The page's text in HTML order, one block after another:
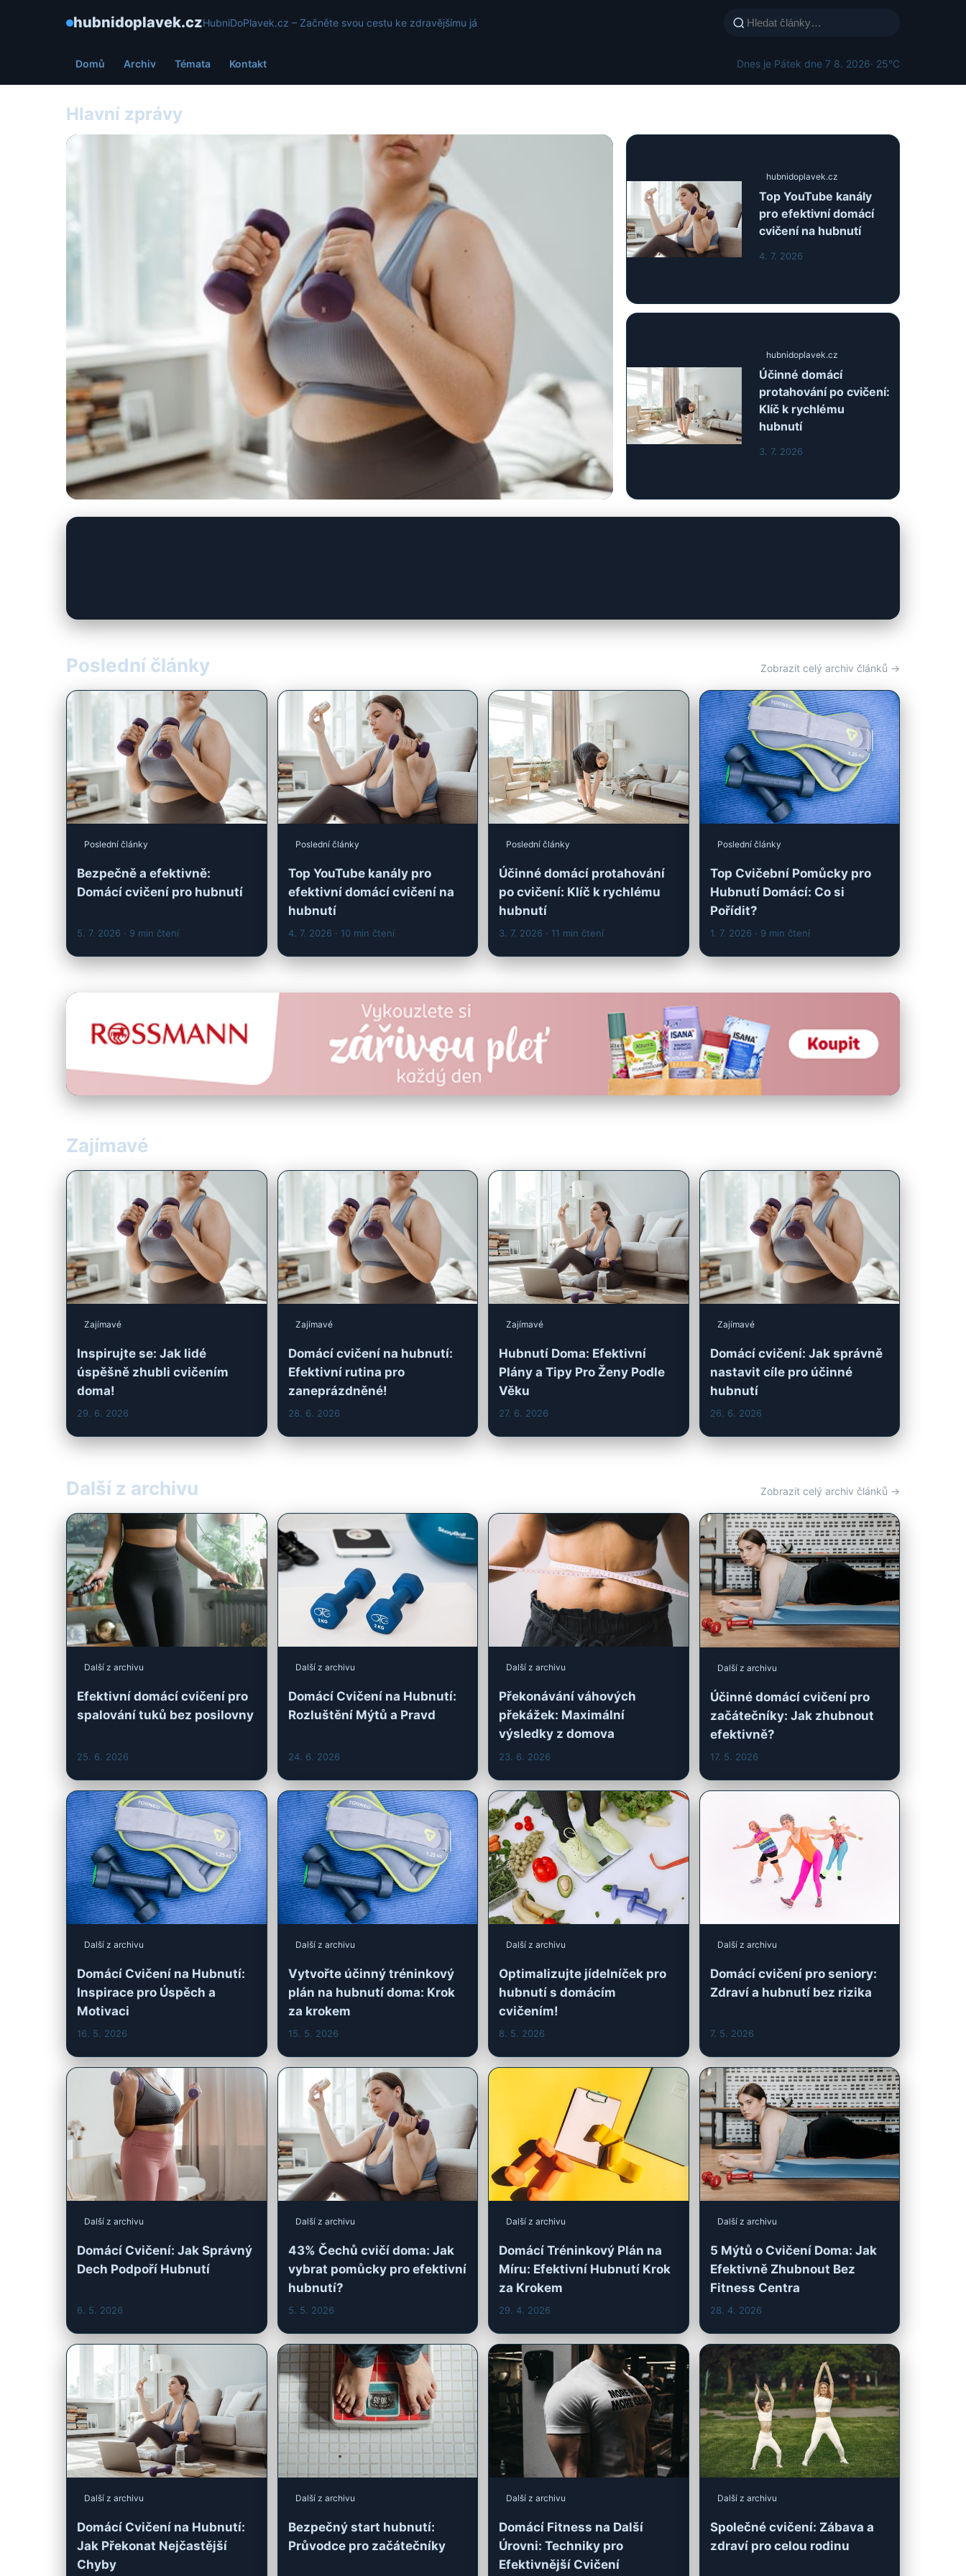
hubnidoplavek.czHubniDoPlavek.cz – Začněte svou cestu ke zdravějšímu já
Domů Archiv Témata Kontakt Dnes je Pátek dne 7 8. 2026· 25°C
Hlavní zprávy
hubnidoplavek.cz
Top YouTube kanály
pro efektivní domácí
cvičení na hubnutí
4. 7. 2026
hubnidoplavek.cz
Účinné domácí
protahování po cvičení:
Klíč k rychlému
hubnutí
3. 7. 2026
Poslední články
Bezpečně a efektivně:
Domácí cvičení pro hubnutí
Poslední články
Top YouTube kanály pro
efektivní domácí cvičení na
hubnutí
Poslední články
Účinné domácí protahování
po cvičení: Klíč k rychlému
hubnutí
Poslední články
Top Cvičební Pomůcky pro
Hubnutí Domácí: Co si
Pořídit?
Zajímavé
Zajímavé
Inspirujte se: Jak lidé
úspěšně zhubli cvičením
doma!
Zajímavé
Domácí cvičení na hubnutí:
Efektivní rutina pro
zaneprázdněné!
Hubnutí Doma: Efektivní
Plány a Tipy Pro Ženy Podle
Věku
Zajímavé
Domácí cvičení: Jak správně
nastavit cíle pro účinné
hubnutí
Další z archivu
Další z archivu
Efektivní domácí cvičení pro
spalování tuků bez posilovny
Další z archivu
Domácí Cvičení na Hubnutí:
Rozluštění Mýtů a Pravd
Další z archivu
Překonávání váhových
překážek: Maximální
výsledky z domova
Další z archivu
Účinné domácí cvičení pro
začátečníky: Jak zhubnout
efektivně?
Další z archivu
Domácí Cvičení na Hubnutí:
Inspirace pro Úspěch a
Motivaci
Další z archivu
Vytvořte účinný tréninkový
plán na hubnutí doma: Krok
za krokem
Další z archivu
Optimalizujte jídelníček pro
hubnutí s domácím
cvičením!
Další z archivu
Domácí cvičení pro seniory:
Zdraví a hubnutí bez rizika
Další z archivu
Domácí Cvičení: Jak Správný
Dech Podpoří Hubnutí
Další z archivu
43% Čechů cvičí doma: Jak
vybrat pomůcky pro efektivní
hubnutí?
Další z archivu
Domácí Tréninkový Plán na
Míru: Efektivní Hubnutí Krok
za Krokem
Další z archivu
5 Mýtů o Cvičení Doma: Jak
Efektivně Zhubnout Bez
Fitness Centra
Další z archivu
Domácí Cvičení na Hubnutí:
Jak Překonat Nejčastější
Chyby
Další z archivu
Bezpečný start hubnutí:
Průvodce pro začátečníky
Další z archivu
Domácí Fitness na Další
Úrovni: Techniky pro
Efektivnější Cvičení
Další z archivu
Společné cvičení: Zábava a
zdraví pro celou rodinu